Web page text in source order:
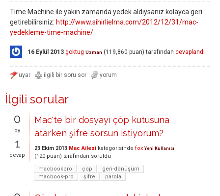
Time Machine ile yakın zamanda yedek aldıysanız kolayca geri
getirebilirsiniz: http://www.sihirlielma.com/2012/12/31/mac-
yedekleme-time-machine/
16 Eylül 2013 goktug Uzman (119,860 puan) tarafından cevaplandı
İlgili sorular
0
oy
1
cevap
Mac'te bir dosyayı çöp kutusuna
atarken şifre sorsun istiyorum?
23 Ekim 2013 Mac Ailesi kategorisinde fox Yeni Kullanıcı
(120 puan) tarafından soruldu
macbookpro
çöp
geri-dönüşüm
macbook-pro
şifre parola